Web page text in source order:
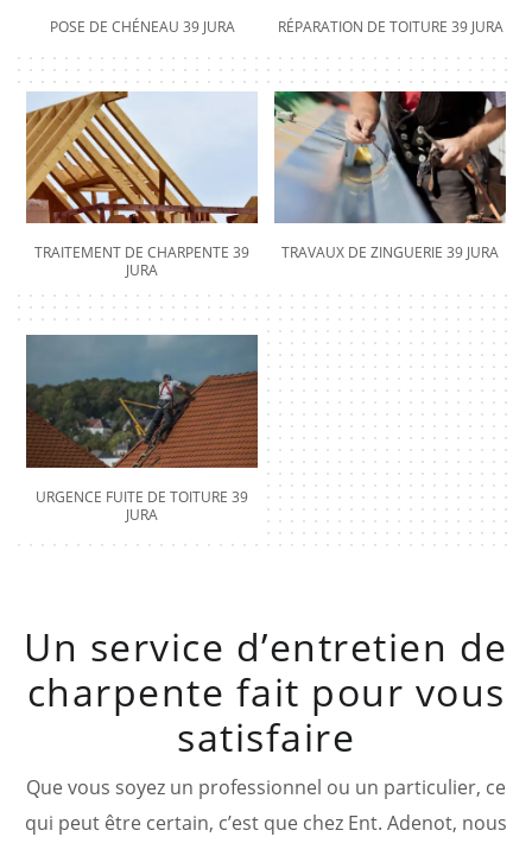
POSE DE CHÉNEAU 39 JURA RÉPARATION DE TOITURE 39 JURA
TRAITEMENT DE CHARPENTE 39
JURA
TRAVAUX DE ZINGUERIE 39 JURA
URGENCE FUITE DE TOITURE 39
JURA
Un service d’entretien de
charpente fait pour vous
satisfaire
Que vous soyez un professionnel ou un particulier, ce
qui peut être certain, c’est que chez Ent. Adenot, nous